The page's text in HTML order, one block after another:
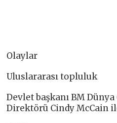
Olaylar
Uluslararası topluluk
Devlet başkanı BM
Direktörü Cindy McCain